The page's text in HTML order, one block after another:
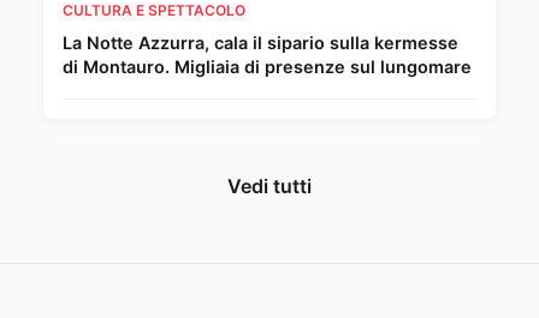
CULTURA E SPETTACOLO
La Notte Azzurra, cala il sipario sulla kermesse
di Montauro. Migliaia di presenze sul lungomare
Vedi tutti